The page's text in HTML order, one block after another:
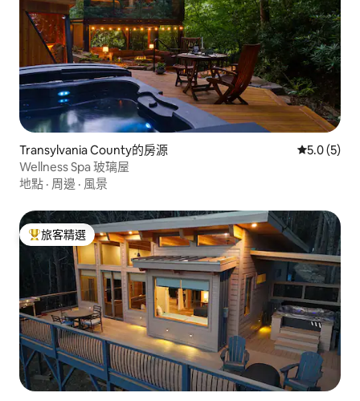
Transylvania County的房源 從 5 則評
5.0 (5)
Wellness Spa 玻璃屋
地點 · 周邊 · 風景
旅客精選榜首
旅客精選